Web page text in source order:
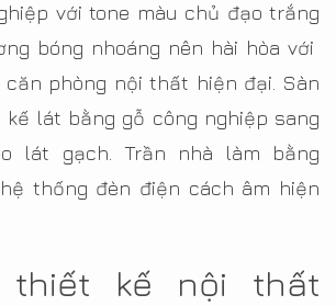
với tone màu chủ đạo trắng
bóng nhoáng nên hài hòa với
phòng nội thất hiện đại. Sàn
lát bằng gỗ công nghiệp sang
lát gạch. Trần nhà làm bằng
thống đèn điện cách âm hiện
kế nội thất